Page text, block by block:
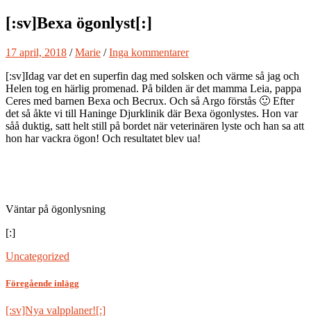
[:sv]Bexa ögonlyst[:]
17 april, 2018 /Marie /Inga kommentarer
[:sv]Idag var det en superfin dag med solsken och värme så jag och
Helen tog en härlig promenad. På bilden är det mamma Leia, pappa
Ceres med barnen Bexa och Becrux. Och så Argo förstås 🙂 Efter
det så åkte vi till Haninge Djurklinik där Bexa ögonlystes. Hon var
såå duktig, satt helt still på bordet när veterinären lyste och han sa att
hon har vackra ögon! Och resultatet blev ua!
Väntar på ögonlysning
[:]
Uncategorized
Föregående inlägg
[:sv]Nya valpplaner![:]